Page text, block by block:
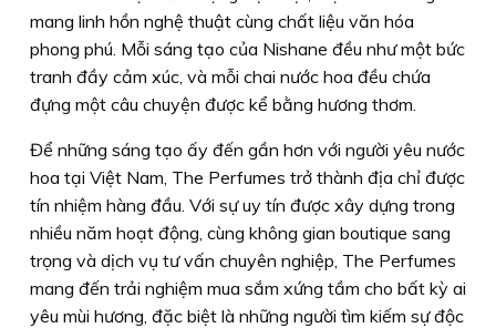
mang linh hồn nghệ thuật cùng chất liệu văn hóa
phong phú. Mỗi sáng tạo của Nishane đều như một bức
tranh đầy cảm xúc, và mỗi chai nước hoa đều chứa
đựng một câu chuyện được kể bằng hương thơm.
Để những sáng tạo ấy đến gần hơn với người yêu nước
hoa tại Việt Nam, The Perfumes trở thành địa chỉ được
tín nhiệm hàng đầu. Với sự uy tín được xây dựng trong
nhiều năm hoạt động, cùng không gian boutique sang
trọng và dịch vụ tư vấn chuyên nghiệp, The Perfumes
mang đến trải nghiệm mua sắm xứng tầm cho bất kỳ ai
yêu mùi hương, đặc biệt là những người tìm kiếm sự độc